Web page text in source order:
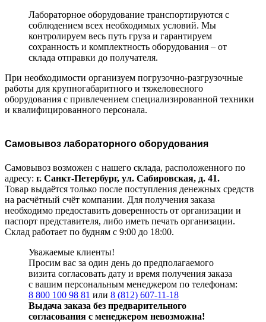
Лабораторное оборудование транспортируются с
соблюдением всех необходимых условий. Мы
контролируем весь путь груза и гарантируем
сохранность и комплектность оборудования – от
склада отправки до получателя.
При необходимости организуем погрузочно-разгрузочные
работы для крупногабаритного и тяжеловесного
оборудования с привлечением специализированной техники
и квалифицированного персонала.
Самовывоз лабораторного оборудования
Самовывоз возможен с нашего склада, расположенного по
адресу: г. Санкт-Петербург, ул. Сабировская, д. 41.
Товар выдаётся только после поступления денежных средств
на расчётный счёт компании. Для получения заказа
необходимо предоставить доверенность от организации и
паспорт представителя, либо иметь печать организации.
Склад работает по будням с 9:00 до 18:00.
Уважаемые клиенты!
Просим вас за один день до предполагаемого
визита согласовать дату и время получения заказа
с вашим персональным менеджером по телефонам:
8 800 100 98 81 или 8 (812) 607-11-18
Выдача заказа без предварительного
согласования с менеджером невозможна!